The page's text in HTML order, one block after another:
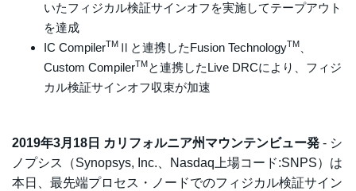
いたフィジカル検証サインオフを実施してテープアウト
を達成
IC CompilerTM Ⅱと連携したFusion TechnologyTM
Custom CompilerTM と連携したLive DRCにより、フィジ
カル検証サインオフ収束が加速
2019年3月18日 カリフォルニア州マウンテンビュー発 - シ
ノプシス（Synopsys, Inc.、Nasdaq上場コード:SNPS）は
本日、最先端プロセス・ノードでのフィジカル検証サイン